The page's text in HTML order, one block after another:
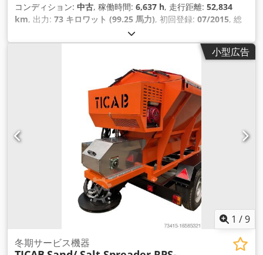
コンディション: 中古, 稼働時間: 6,637 h, 走行距離: 52,834
km, 出力: 73 キロワット (99.25 馬力), 初回登録: 07/2015, 総
, 燃料の種類:
アクスル構成:4x2, 最大積載重量:2,450 kg（キログラム）, 空
1,900 mm,
デイキャブ, 変速方式:
, サスペンション:鋼, 座席数:
フィルター, エアコン, キャビン, デファレンシャルロック, パワ
ーステアリング, 車載コンピュータ ,
小型広告
1 /9
冬期サービス機器